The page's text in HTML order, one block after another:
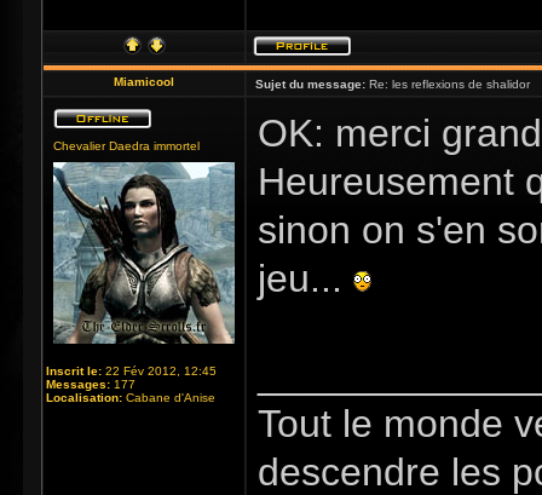
Miamicool Sujet du message: Re: les reflexions de shalidor
Chevalier Daedra immortel
Inscrit le: 22 Fév 2012, 12:45
Messages: 177
Localisation: Cabane d'Anise
OK: merci
Heureusement
sinon on s'en
jeu...
Tout le monde
descendre les